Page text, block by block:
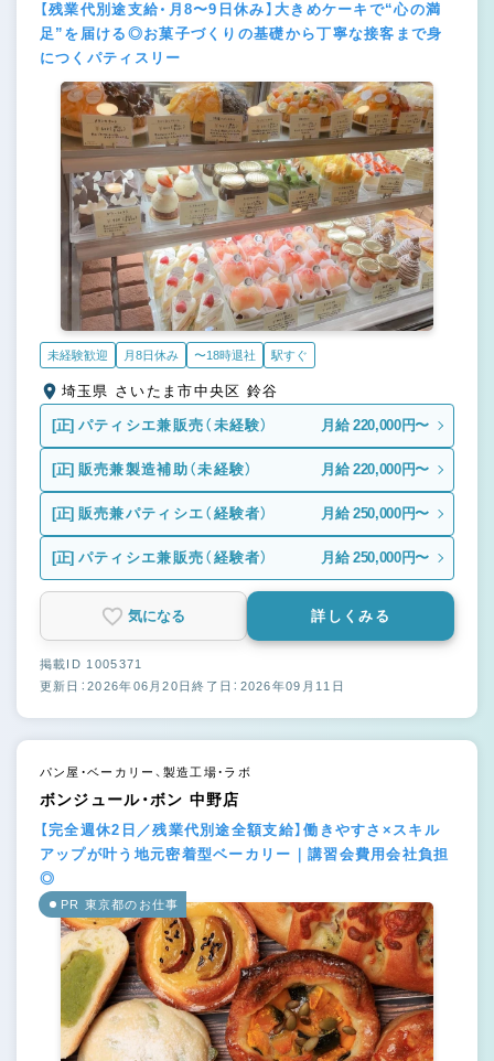
【残業代別途支給・月8〜9日休み】大きめケーキで“心の満
足”を届ける◎お菓子づくりの基礎から丁寧な接客まで身
につくパティスリー
未経験歓迎 月8日休み 〜18時退社 駅すぐ
埼玉県 さいたま市中央区 鈴谷
[正] パティシエ兼販売（未経験） 月給 220,000円〜
[正] 販売兼製造補助（未経験） 月給 220,000円〜
[正] 販売兼パティシエ（経験者） 月給 250,000円〜
[正] パティシエ兼販売（経験者） 月給 250,000円〜
気になる 詳しくみる
掲載ID 1005371
更新日：2026年06月20日終了日：2026年09月11日
パン屋・ベーカリー、製造工場・ラボ
ボンジュール・ボン 中野店
【完全週休2日／残業代別途全額支給】働きやすさ×スキル
アップが叶う地元密着型ベーカリー｜講習会費用会社負担
◎
PR 東京都のお仕事